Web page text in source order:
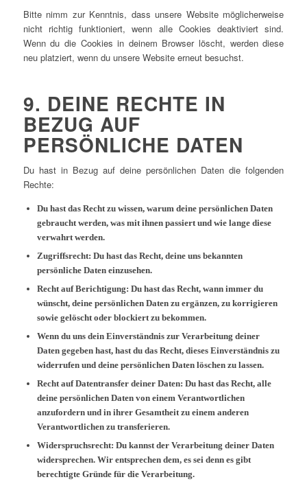
Bitte nimm zur Kenntnis, dass unsere Website möglicherweise
nicht richtig funktioniert, wenn alle Cookies deaktiviert sind.
Wenn du die Cookies in deinem Browser löscht, werden diese
neu platziert, wenn du unsere Website erneut besuchst.
9. DEINE RECHTE IN
BEZUG AUF
PERSÖNLICHE DATEN
Du hast in Bezug auf deine persönlichen Daten die folgenden
Rechte:
Du hast das Recht zu wissen, warum deine persönlichen Daten
gebraucht werden, was mit ihnen passiert und wie lange diese
verwahrt werden.
Zugriffsrecht: Du hast das Recht, deine uns bekannten
persönliche Daten einzusehen.
Recht auf Berichtigung: Du hast das Recht, wann immer du
wünscht, deine persönlichen Daten zu ergänzen, zu korrigieren
sowie gelöscht oder blockiert zu bekommen.
Wenn du uns dein Einverständnis zur Verarbeitung deiner
Daten gegeben hast, hast du das Recht, dieses Einverständnis zu
widerrufen und deine persönlichen Daten löschen zu lassen.
Recht auf Datentransfer deiner Daten: Du hast das Recht, alle
deine persönlichen Daten von einem Verantwortlichen
anzufordern und in ihrer Gesamtheit zu einem anderen
Verantwortlichen zu transferieren.
Widerspruchsrecht: Du kannst der Verarbeitung deiner Daten
widersprechen. Wir entsprechen dem, es sei denn es gibt
berechtigte Gründe für die Verarbeitung.